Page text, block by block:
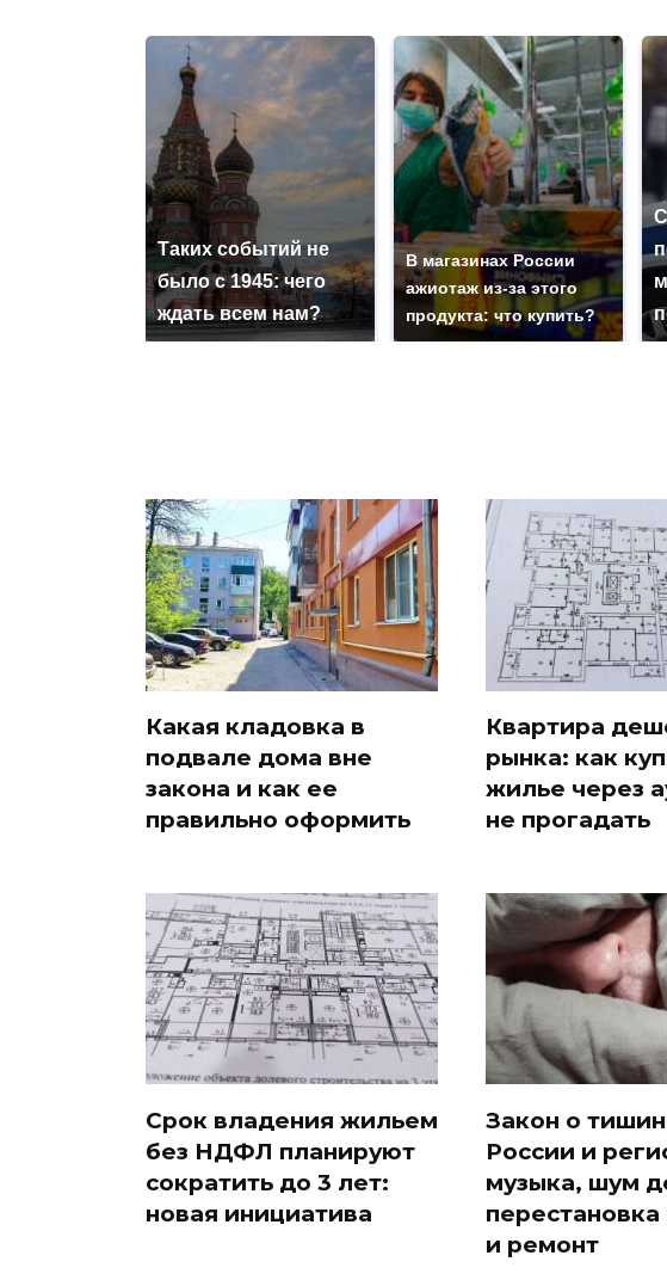
Таких событий не
было с 1945: чего
ждать всем нам?
В магазинах России
ажиотаж из-за этого
продукта: что купить?
Какая кладовка в
подвале дома вне
закона и как ее
правильно оформить
Квартира
рынка: как
жилье через
не прогадать
Срок владения жильем
без НДФЛ планируют
сократить до 3 лет:
новая инициатива
Закон о
России и
музыка, шум
и ремонт